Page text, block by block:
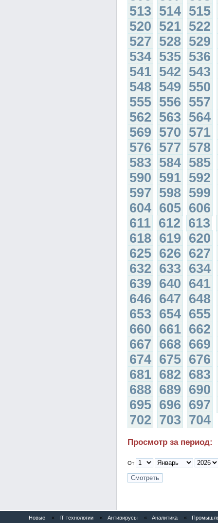
513 514 515
520 521 522
527 528 529
534 535 536
541 542 543
548 549 550
555 556 557
562 563 564
569 570 571
576 577 578
583 584 585
590 591 592
597 598 599
604 605 606
611 612 613
618 619 620
625 626 627
632 633 634
639 640 641
646 647 648
653 654 655
660 661 662
667 668 669
674 675 676
681 682 683
688 689 690
695 696 697
702 703 704
Просмотр за период:
От
Новые « IT технологии « Антивирусы « Аналитика «